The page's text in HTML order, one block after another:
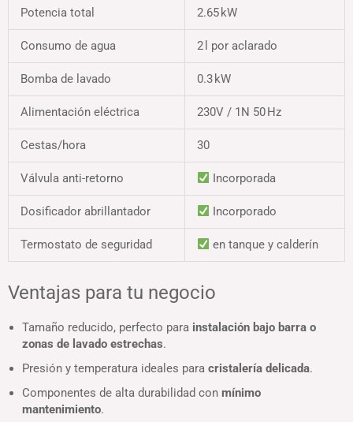
Potencia total 2.65 kW
Consumo de agua 2 l por aclarado
Bomba de lavado 0.3 kW
Alimentación eléctrica 230V / 1N 50 Hz
Cestas/hora 30
Válvula anti-retorno Incorporada
Dosificador abrillantador Incorporado
Termostato de seguridad en tanque y calderín
Ventajas para tu negocio
Tamaño reducido, perfecto para instalación bajo barra o
zonas de lavado estrechas.
Presión y temperatura ideales para cristalería delicada.
Componentes de alta durabilidad con mínimo
mantenimiento.